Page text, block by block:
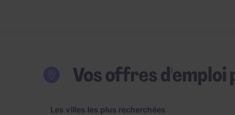
Vos offres
Les villes les plus recherchées